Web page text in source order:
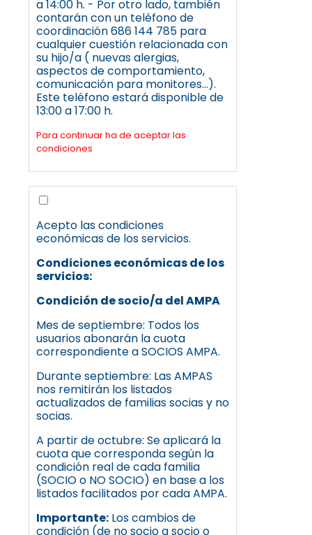
a 14:00 h. - Por otro lado, también
contarán con un teléfono de
coordinación 686 144 785 para
cualquier cuestión relacionada con
su hijo/a ( nuevas alergias,
aspectos de comportamiento,
comunicación para monitores...).
Este teléfono estará disponible de
13:00 a 17:00 h.
Para continuar ha de aceptar las
condiciones
Acepto las condiciones
económicas de los servicios.
Condiciones económicas de los
servicios:
Condición de socio/a del AMPA
Mes de septiembre: Todos los
usuarios abonarán la cuota
correspondiente a SOCIOS AMPA.
Durante septiembre: Las AMPAS
nos remitirán los listados
actualizados de familias socias y no
socias.
A partir de octubre: Se aplicará la
cuota que corresponda según la
condición real de cada familia
(SOCIO o NO SOCIO) en base a los
listados facilitados por cada AMPA.
Importante: Los cambios de
condición (de no socio a socio o